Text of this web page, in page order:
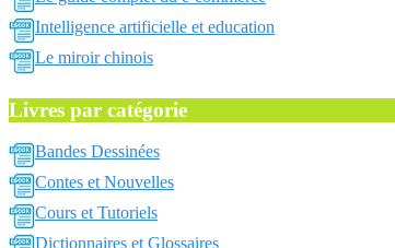
Intelligence artificielle et education
Le miroir chinois
Livres par catégorie
Bandes Dessinées
Contes et Nouvelles
Cours et Tutoriels
Dictionnaires et Glossaires